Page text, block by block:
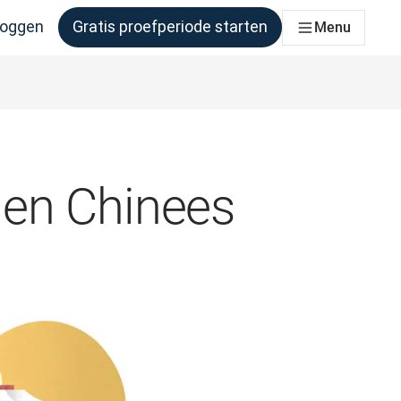
behoefte aan heeft
Gratis proefperiode starten Menu
Chinees